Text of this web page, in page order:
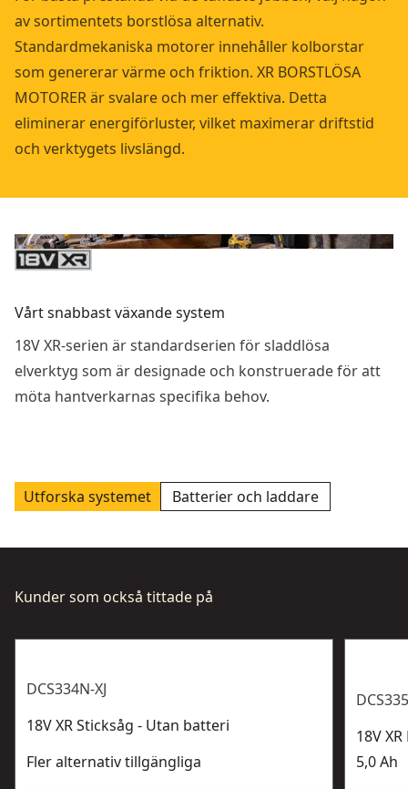
av sortimentets borstlösa alternativ.
Standardmekaniska motorer innehåller kolborstar
som genererar värme och friktion. XR BORSTLÖSA
MOTORER är svalare och mer effektiva. Detta
eliminerar energiförluster, vilket maximerar driftstid
och verktygets livslängd.
Vårt snabbast växande system
18V XR-serien är standardserien för sladdlösa
elverktyg som är designade och konstruerade för att
möta hantverkarnas specifika behov.
Utforska systemet Batterier och laddare
Kunder som också tittade på
DCS334N-XJ
18V XR Sticksåg - Utan batteri
Fler alternativ tillgängliga
18V
5,0 Ah